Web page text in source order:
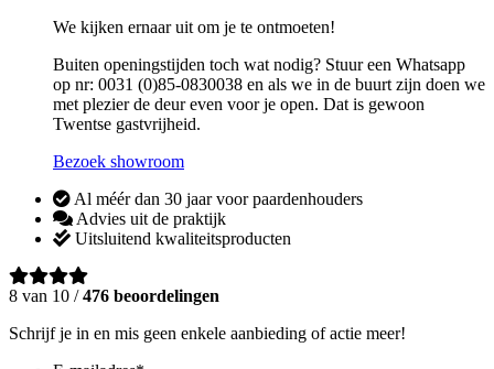
We kijken ernaar uit om je te ontmoeten!
Buiten openingstijden toch wat nodig? Stuur een Whatsapp
op nr: 0031 (0)85-0830038 en als we in de buurt zijn doen we
met plezier de deur even voor je open. Dat is gewoon
Twentse gastvrijheid.
Bezoek showroom
Al méér dan 30 jaar voor paardenhouders
Advies uit de praktijk
Uitsluitend kwaliteitsproducten
8 van 10 /476 beoordelingen
Schrijf je in en mis geen enkele aanbieding of actie meer!